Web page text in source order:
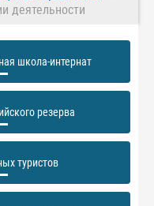
деятельности
школа-интернат
резерва
туристов